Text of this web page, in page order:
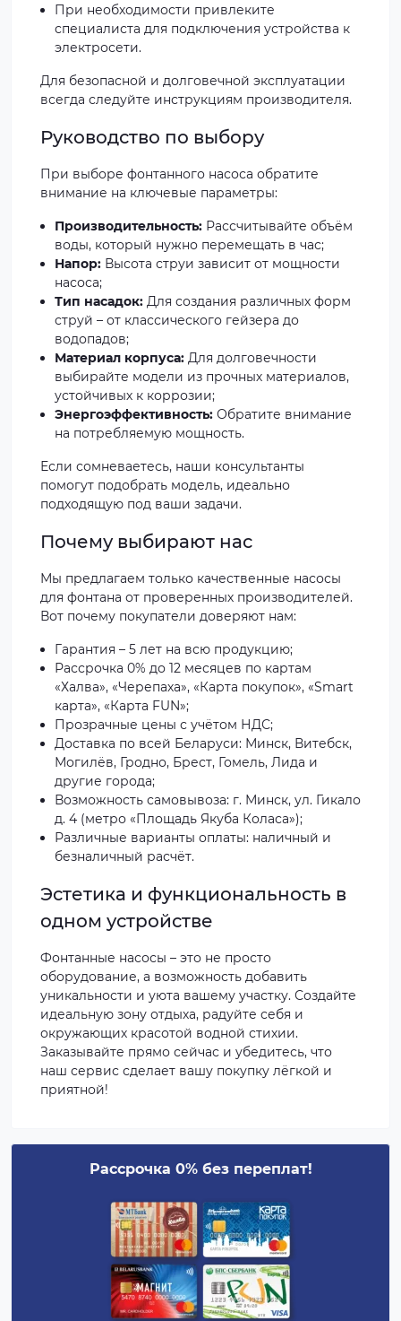
При необходимости привлеките
специалиста для подключения устройства к
электросети.
Для безопасной и долговечной эксплуатации
всегда следуйте инструкциям производителя.
Руководство по выбору
При выборе фонтанного насоса обратите
внимание на ключевые параметры:
Производительность: Рассчитывайте объём
воды, который нужно перемещать в час;
Напор: Высота струи зависит от мощности
насоса;
Тип насадок: Для создания различных форм
струй – от классического гейзера до
водопадов;
Материал корпуса: Для долговечности
выбирайте модели из прочных материалов,
устойчивых к коррозии;
Энергоэффективность: Обратите внимание
на потребляемую мощность.
Если сомневаетесь, наши консультанты
помогут подобрать модель, идеально
подходящую под ваши задачи.
Почему выбирают нас
Мы предлагаем только качественные насосы
для фонтана от проверенных производителей.
Вот почему покупатели доверяют нам:
Гарантия – 5 лет на всю продукцию;
Рассрочка 0% до 12 месяцев по картам
«Халва», «Черепаха», «Карта покупок», «Smart
карта», «Карта FUN»;
Прозрачные цены с учётом НДС;
Доставка по всей Беларуси: Минск, Витебск,
Могилёв, Гродно, Брест, Гомель, Лида и
другие города;
Возможность самовывоза: г. Минск, ул. Гикало
д. 4 (метро «Площадь Якуба Коласа»);
Различные варианты оплаты: наличный и
безналичный расчёт.
Эстетика и функциональность в
одном устройстве
Фонтанные насосы – это не просто
оборудование, а возможность добавить
уникальности и уюта вашему участку. Создайте
идеальную зону отдыха, радуйте себя и
окружающих красотой водной стихии.
Заказывайте прямо сейчас и убедитесь, что
наш сервис сделает вашу покупку лёгкой и
приятной!
Рассрочка 0% без переплат!